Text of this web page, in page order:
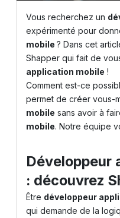
Vous recherchez un
expérimenté pour
mobile ? Dans cet
Shapper qui fait de
application mobile !
Comment est-ce
permet de créer vous-
mobile sans avoir à
mobile. Notre équipe
Développeur
: découvrez
Être développeur
qui demande de la